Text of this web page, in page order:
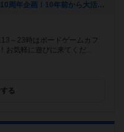
[NEW] 【おすすめボードゲーム】(前編)10周年企画！10年前から大活躍のボードゲーム【#163】をあげました（2026年08月06日 00時03分）
～23時はボードゲームカフ
お気軽に遊びに来てくだ...
る